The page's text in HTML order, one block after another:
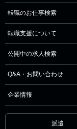
転職のお仕事検索
転職支援について
公開中の求人検索
Q&A・お問い合わせ
企業情報
派遣